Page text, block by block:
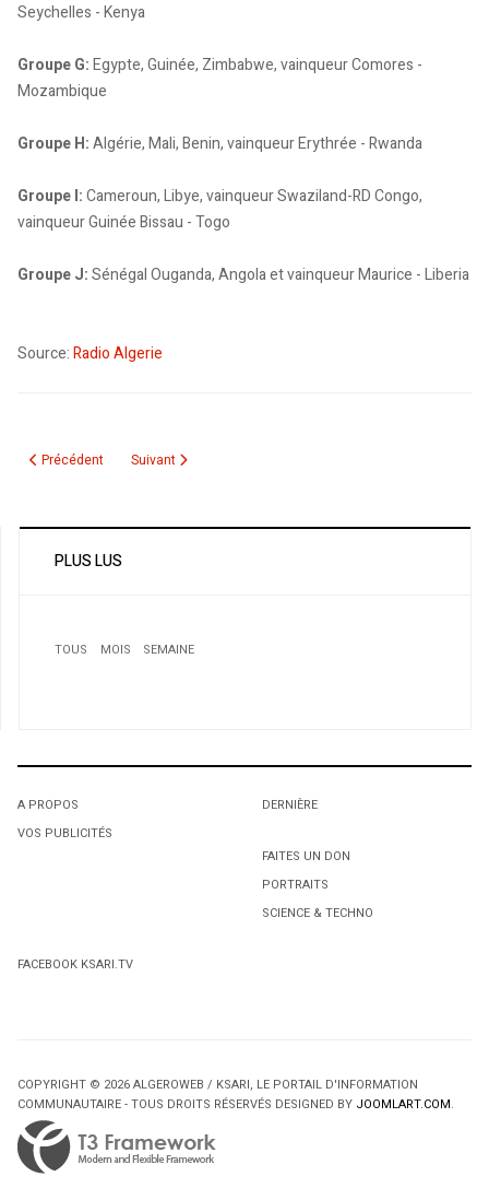
Seychelles - Kenya
Groupe G:Egypte, Guinée, Zimbabwe, vainqueur Comores -
Mozambique
Groupe H:Algérie, Mali, Benin, vainqueur Erythrée - Rwanda
Groupe I:Cameroun, Libye, vainqueur Swaziland-RD Congo,
vainqueur Guinée Bissau - Togo
Groupe J:Sénégal Ouganda, Angola et vainqueur Maurice - Liberia
Source:Radio Algerie
Article précédent : Anyssa Ibrahim rêve de Madrid
Précédent Article suivant : Jeux Mondiaux militaires: Algérie - Egypte
Suivant
PLUS LUS
TOUS MOIS SEMAINE
[Reportage] Le Salon du livre arabo-canadien bannit un
ouvrage pour son «contenu politique»
L'octroi accidentel du Gant Court.
2
Protection de la jeunesse: «Il faut débarquer dans les
L'octroi accidentel du Gant Court.
2
Protection de la jeunesse: «Il faut débarquer dans les
A PROPOS
VOS PUBLICITÉS
DERNIÈRE
FAITES UN DON
PORTRAITS
SCIENCE & TECHNO
FACEBOOK KSARI.TV
COPYRIGHT © 2026 ALGEROWEB / KSARI, LE PORTAIL D'INFORMATION
COMMUNAUTAIRE - TOUS DROITS RÉSERVÉS DESIGNED BY JOOMLART.COM.